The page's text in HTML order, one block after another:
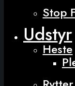
Stop
Udstyr
Heste